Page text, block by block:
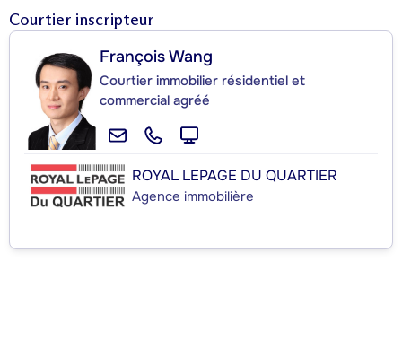
Courtier inscripteur
François Wang
Courtier immobilier résidentiel et
commercial agréé
ROYAL LEPAGE DU QUARTIER
Agence immobilière